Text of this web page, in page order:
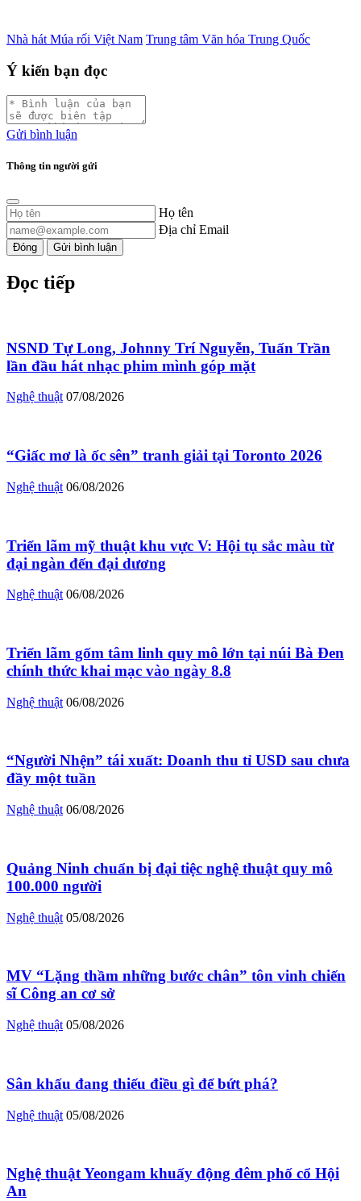
Nhà hát Múa rối Việt Nam Trung tâm Văn hóa Trung Quốc
Ý kiến bạn đọc
Gửi bình luận
Thông tin người gửi
Họ tên
Địa chỉ Email
Đóng Gửi bình luận
Đọc tiếp
NSND Tự Long, Johnny Trí Nguyễn, Tuấn Trần
lần đầu hát nhạc phim mình góp mặt
Nghệ thuật 07/08/2026
“Giấc mơ là ốc sên” tranh giải tại Toronto 2026
Nghệ thuật 06/08/2026
Triển lãm mỹ thuật khu vực V: Hội tụ sắc màu từ
đại ngàn đến đại dương
Nghệ thuật 06/08/2026
Triển lãm gốm tâm linh quy mô lớn tại núi Bà Đen
chính thức khai mạc vào ngày 8.8
Nghệ thuật 06/08/2026
“Người Nhện” tái xuất: Doanh thu tỉ USD sau chưa
đầy một tuần
Nghệ thuật 06/08/2026
Quảng Ninh chuẩn bị đại tiệc nghệ thuật quy mô
100.000 người
Nghệ thuật 05/08/2026
MV “Lặng thầm những bước chân” tôn vinh chiến
sĩ Công an cơ sở
Nghệ thuật 05/08/2026
Sân khấu đang thiếu điều gì để bứt phá?
Nghệ thuật 05/08/2026
Nghệ thuật Yeongam khuấy động đêm phố cổ Hội
An